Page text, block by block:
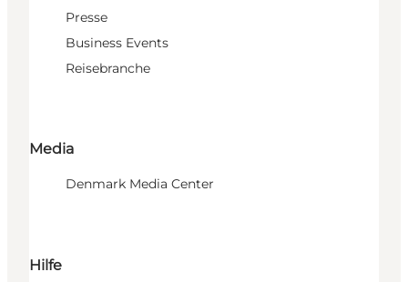
Presse
Business Events
Reisebranche
Media
Denmark Media Center
Hilfe